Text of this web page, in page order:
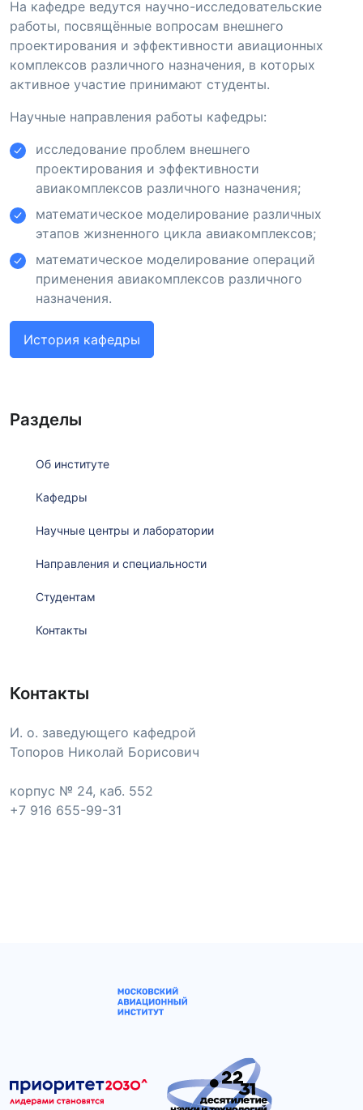
На кафедре ведутся научно-исследовательские
работы, посвящённые вопросам внешнего
проектирования и эффективности авиационных
комплексов различного назначения, в которых
активное участие принимают студенты.
Научные направления работы кафедры:
исследование проблем внешнего
проектирования и эффективности
авиакомплексов различного назначения;
математическое моделирование различных
этапов жизненного цикла авиакомплексов;
математическое моделирование операций
применения авиакомплексов различного
назначения.
История кафедры
Разделы
Об институте
Кафедры
Научные центры и лаборатории
Направления и специальности
Студентам
Контакты
Контакты
И. о. заведующего кафедрой
Топоров Николай Борисович
корпус № 24, каб. 552
+7 916 655-99-31